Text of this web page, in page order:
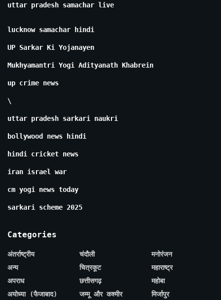
uttar pradesh samachar live
lucknow samachar hindi
UP Sarkar Ki Yojanayen
Mukhyamantri Yogi Adityanath Khabrein
up crime news
\
uttar pradesh sarkari naukri
bollywood news hindi
hindi cricket news
iran israel war
cm yogi news today
sarkari scheme 2025
Categories
अंतर्राष्ट्रीय
अन्य
अपराध
अयोध्या (फैजाबाद)
चंदौली
चित्रकूट
छत्तीसगढ़
जम्मू और कश्मीर
मनोरंजन
महाराष्ट्र
महोबा
मिर्जापुर